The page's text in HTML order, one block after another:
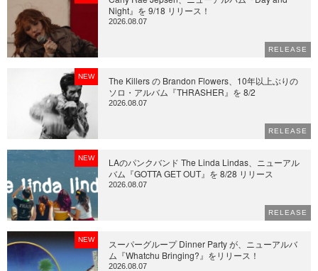
Night』を 9/18 リリース！
2026.08.07
RELEASE
NEW
The Killers の Brandon Flowers、10年以上ぶりの
ソロ・アルバム『THRASHER』を 8/2
2026.08.07
RELEASE
NEW
LAのパンクバンド The Linda Lindas、ニューアル
バム『GOTTA GET OUT』を 8/28 リリース
2026.08.07
RELEASE
NEW
スーパーグループ Dinner Party が、ニューアルバ
ム『Whatchu Bringing?』をリリース！
2026.08.07